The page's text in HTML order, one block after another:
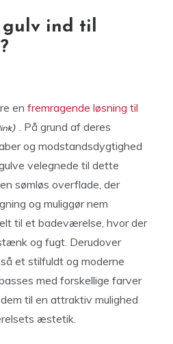
gulv ind til
en fremragende løsning til
. På grund af deres
og modstandsdygtighed
velegnede til dette
sømløs overflade, der
og muliggør nem
til et badeværelse, hvor der
og fugt. Derudover
et stilfuldt og moderne
med forskellige farver
til en attraktiv mulighed
æstetik.